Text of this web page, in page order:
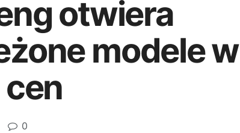
otwiera
modele w
0